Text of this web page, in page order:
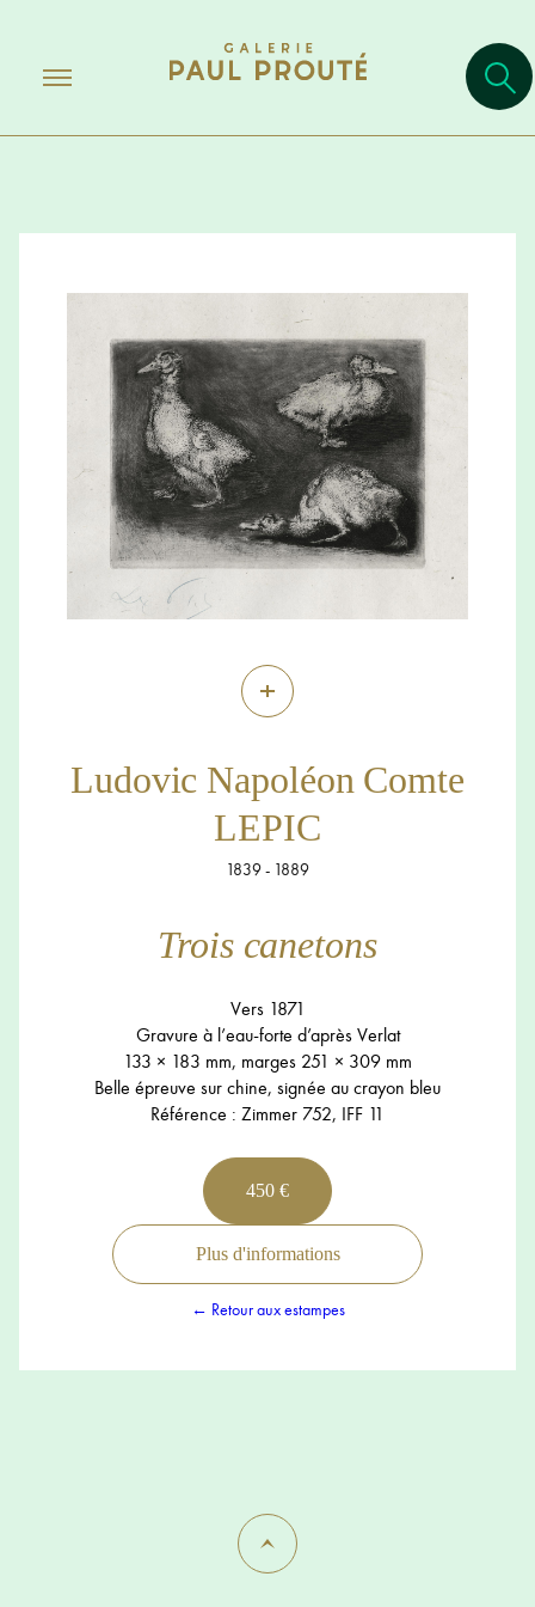
+
Ludovic Napoléon Comte
LEPIC
1839 - 1889
Trois canetons
Vers 1871
Gravure à l’eau-forte d’après Verlat
133 × 183 mm, marges 251 × 309 mm
Belle épreuve sur chine, signée au crayon bleu
Référence : Zimmer 752, IFF 11
450 €
Plus d'informations
← Retour aux estampes